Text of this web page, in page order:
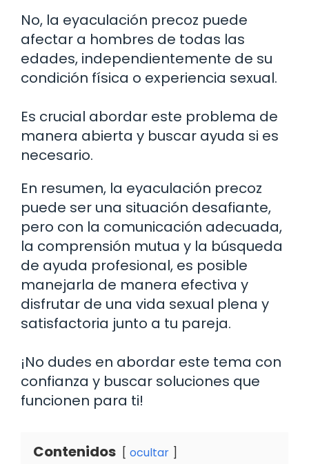
No, la eyaculación precoz puede
afectar a hombres de todas las
edades, independientemente de su
condición física o experiencia sexual.
Es crucial abordar este problema de
manera abierta y buscar ayuda si es
necesario.
En resumen, la eyaculación precoz
puede ser una situación desafiante,
pero con la comunicación adecuada,
la comprensión mutua y la búsqueda
de ayuda profesional, es posible
manejarla de manera efectiva y
disfrutar de una vida sexual plena y
satisfactoria junto a tu pareja.
¡No dudes en abordar este tema con
confianza y buscar soluciones que
funcionen para ti!
Contenidos ocultar